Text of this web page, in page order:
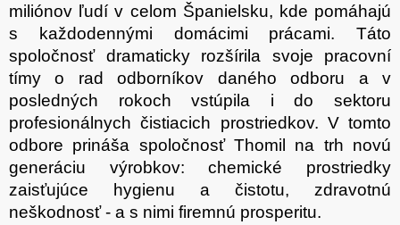
miliónov ľudí v celom Španielsku, kde pomáhajú
s každodennými domácimi prácami. Táto
spoločnosť dramaticky rozšírila svoje pracovní
tímy o rad odborníkov daného odboru a v
posledných rokoch vstúpila i do sektoru
profesionálnych čistiacich prostriedkov. V tomto
odbore prináša spoločnosť Thomil na trh novú
generáciu výrobkov: chemické prostriedky
zaisťujúce hygienu a čistotu, zdravotnú
neškodnosť - a s nimi firemnú prosperitu.